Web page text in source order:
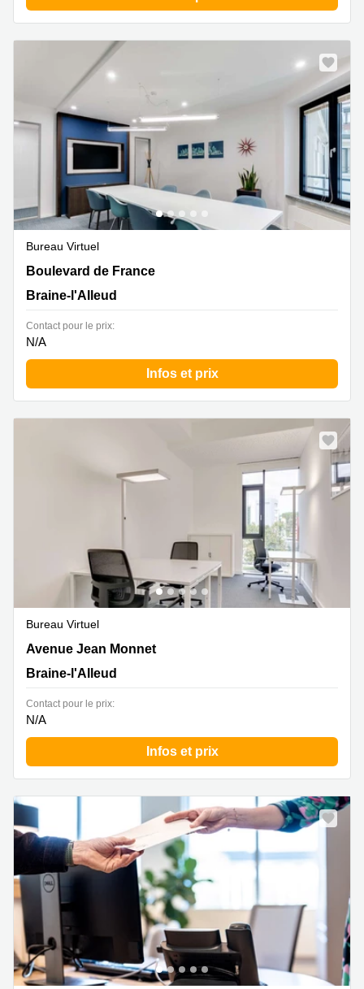
Bureau Virtuel
Boulevard de France 9, Braine-l'Alleud
Boulevard de France
Braine-l'Alleud
Contact pour le prix:
N/A
Infos et prix
Bureau Virtuel
Avenue Jean Monnet 1, Braine-l'Alleud
Avenue Jean Monnet
Braine-l'Alleud
Contact pour le prix:
N/A
Infos et prix